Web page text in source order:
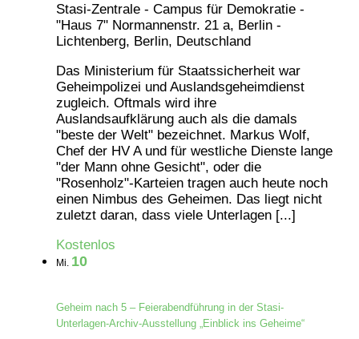
Stasi-Zentrale - Campus für Demokratie -
"Haus 7" Normannenstr. 21 a, Berlin -
Lichtenberg, Berlin, Deutschland
Das Ministerium für Staatssicherheit war
Geheimpolizei und Auslandsgeheimdienst
zugleich. Oftmals wird ihre
Auslandsaufklärung auch als die damals
"beste der Welt" bezeichnet. Markus Wolf,
Chef der HV A und für westliche Dienste lange
"der Mann ohne Gesicht", oder die
"Rosenholz"-Karteien tragen auch heute noch
einen Nimbus des Geheimen. Das liegt nicht
zuletzt daran, dass viele Unterlagen [...]
Kostenlos
Mi. 10
Geheim nach 5 – Feierabendführung in der Stasi-
Unterlagen-Archiv-Ausstellung „Einblick ins Geheime“